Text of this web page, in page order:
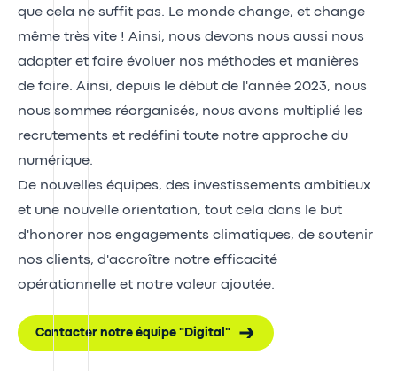
que cela ne suffit pas. Le monde change, et change
même très vite ! Ainsi, nous devons nous aussi nous
adapter et faire évoluer nos méthodes et manières
de faire. Ainsi, depuis le début de l'année 2023, nous
nous sommes réorganisés, nous avons multiplié les
recrutements et redéfini toute notre approche du
numérique.
De nouvelles équipes, des investissements ambitieux
et une nouvelle orientation, tout cela dans le but
d'honorer nos engagements climatiques, de soutenir
nos clients, d'accroître notre efficacité
opérationnelle et notre valeur ajoutée.
Contacter notre équipe "Digital"